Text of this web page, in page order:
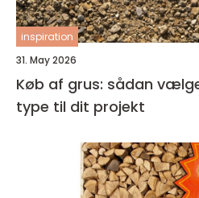
inspiration
31. May 2026
Køb af grus: sådan
type til dit projekt